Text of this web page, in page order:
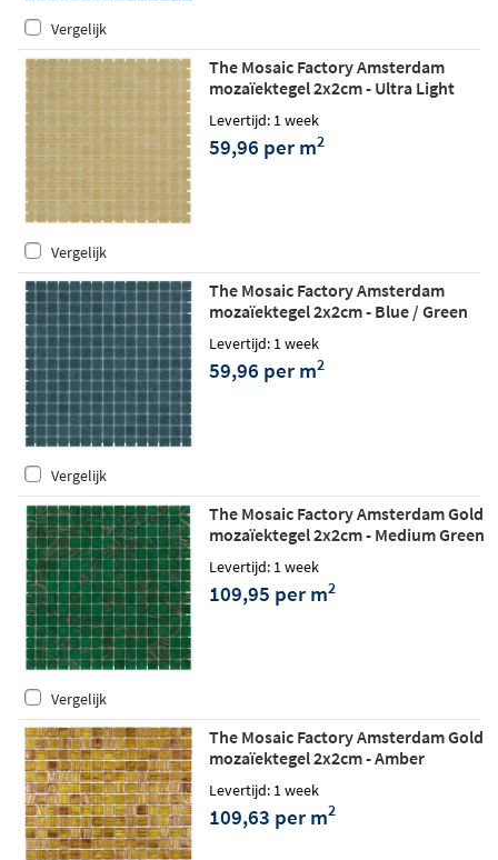
Vergelijk
The Mosaic Factory Amsterdam
mozaïektegel 2x2cm - Ultra Light
Brown matt
Levertijd: 1 week
59,96 per m2
Vergelijk
The Mosaic Factory Amsterdam
mozaïektegel 2x2cm - Blue / Green
Levertijd: 1 week
59,96 per m2
Vergelijk
The Mosaic Factory Amsterdam Gold
mozaïektegel 2x2cm - Medium Green
Levertijd: 1 week
109,95 per m2
Vergelijk
The Mosaic Factory Amsterdam Gold
mozaïektegel 2x2cm - Amber
Levertijd: 1 week
109,63 per m2